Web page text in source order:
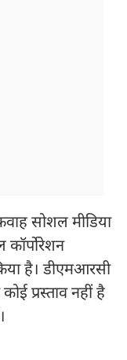
सोशल मीडिया
है। डीएमआरसी
प्रस्ताव नहीं है